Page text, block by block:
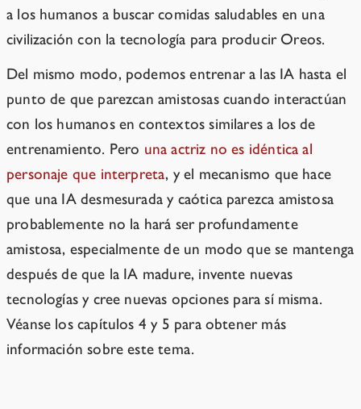
a los humanos a buscar comidas saludables en una
civilización con la tecnología para producir Oreos.
Del mismo modo, podemos entrenar a las IA hasta el
punto de que parezcan amistosas cuando interactúan
con los humanos en contextos similares a los de
entrenamiento. Pero una actriz no es idéntica al
personaje que interpreta, y el mecanismo que hace
que una IA desmesurada y caótica parezca amistosa
probablemente no la hará ser profundamente
amistosa, especialmente de un modo que se mantenga
después de que la IA madure, invente nuevas
tecnologías y cree nuevas opciones para sí misma.
Véanse los capítulos 4 y 5 para obtener más
información sobre este tema.